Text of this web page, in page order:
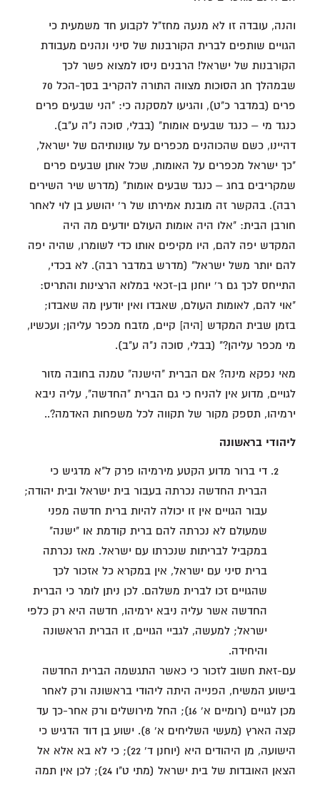
והנה, עובדה זו לא מנעה מחז"ל לקבוע חד משמעית כי
הגויים שותפים לברית הקורבנות של סיני ונהנים מעבודת
הקורבנות של ישראל! הרבנים ניסו למצוא פשר לכך
שבמהלך חג הסוכות מצווה התורה להקריב בסך-הכל 70
פרים (במדבר כ"ט), והגיעו למסקנה כי: "הני שבעים פרים
כנגד מי – כנגד שבעים אומות" (בבלי, סוכה נ"ה ע"ב).
דהיינו, כשם שהכוהנים מכפרים על עוונותיהם של ישראל,
"כך ישראל מכפרים על האומות, שכל אותן שבעים פרים
שמקריבים בחג – כנגד שבעים אומות" (מדרש שיר השירים
רבה). בהקשר זה מובנת אמירתו של ר' יהושע בן לוי לאחר
חורבן הבית: "אלו היה אומות העולם יודעים מה היה
המקדש יפה להם, היו מקיפים אותו כדי לשומרו, שהיה יפה
להם יותר משל ישראל" (מדרש במדבר רבה). לא בכדי,
התייחס לכך גם ר' יוחנן בן-זכאי במלוא הרצינות והתריס:
"אוי להם, לאומות העולם, שאבדו ואין יודעין מה שאבדו;
בזמן שבית המקדש [היה] קיים, מזבח מכפר עליהן; ועכשיו,
מי מכפר עליהן?" (בבלי, סוכה נ"ה ע"ב).
מאי נפקא מינה? אם הברית "הישנה" טמנה בחובה מזור
לגויים, מדוע אין להניח כי גם הברית "החדשה", עליה ניבא
ירמיהו, תספק מקור של תקווה לכל משפחות האדמה?..
ליהודי בראשונה
די ברור מדוע הקטע מירמיהו פרק ל"א מדגיש כי
הברית החדשה נכרתה בעבור בית ישראל ובית יהודה;
עבור הגויים אין זו יכולה להיות ברית חדשה מפני
שמעולם לא נכרתה להם ברית קודמת או "ישנה"
במקביל לבריתות שנכרתו עם ישראל. מאז נכרתה
ברית סיני עם ישראל, אין במקרא כל אזכור לכך
שהגויים זכו לברית משלהם. לכן ניתן לומר כי הברית
החדשה אשר עליה ניבא ירמיהו, חדשה היא רק כלפי
ישראל; למעשה, לגביי הגויים, זו הברית הראשונה
והיחידה.
עם-זאת חשוב לזכור כי כאשר התגשמה הברית החדשה
בישוע המשיח, הפנייה היתה ליהודי בראשונה ורק לאחר
מכן לגויים (רומיים א' 16); החל מירושלים ורק אחר-כך עד
קצה הארץ (מעשי השליחים א' 8). ישוע בן דוד הדגיש כי
הישועה, מן היהודים היא (יוחנן ד' 22); כי לא בא אלא אל
הצאן האובדות של בית ישראל (מתי ט"ו 24); לכן אין תמה